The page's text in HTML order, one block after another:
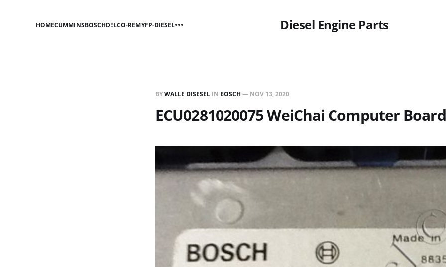
Diesel Engine Parts
HOMECUMMINSBOSCHDELCO-REMYFP-DIESEL
BYWALLE DISESEL IN BOSCH — NOV 13, 2020
ECU0281020075 WeiChai Computer Board